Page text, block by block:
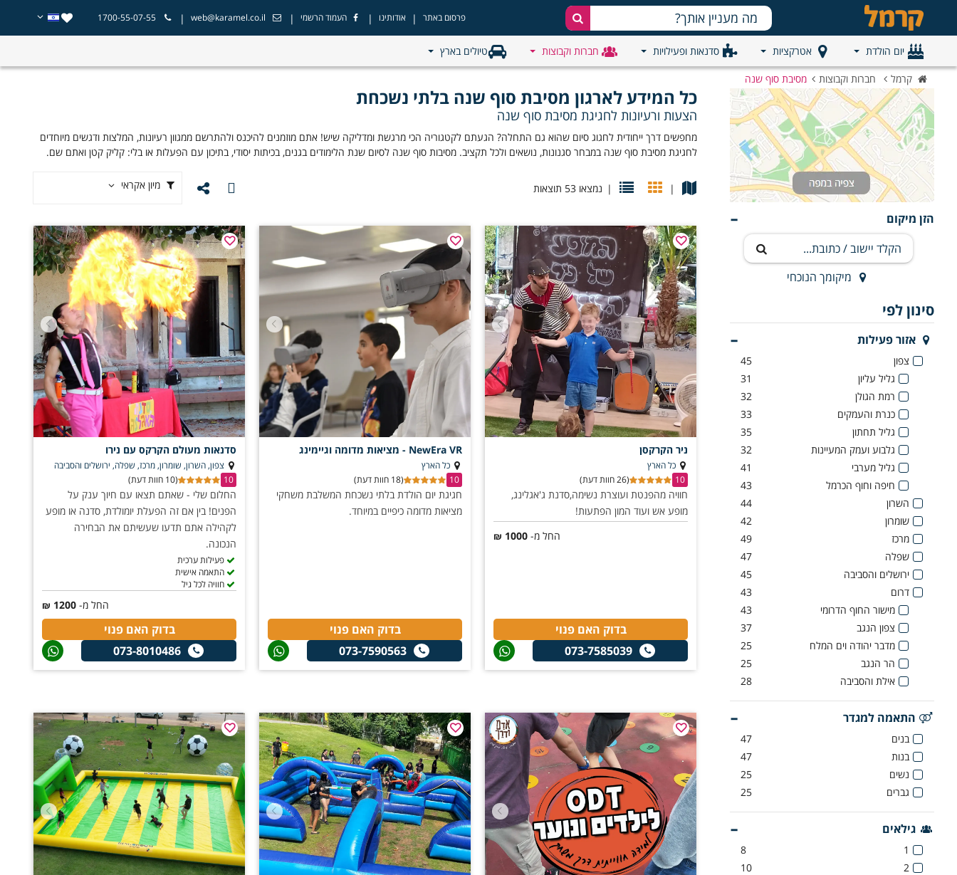
פרסום באתר | אודותינו | העמוד הרשמי |
web@karamel.co.il
|
1700-55-07-55
יום הולדת אטרקציות סדנאות ופעילויות חברות וקבוצות טיולים בארץ
קרמל חברות וקבוצות מסיבת סוף שנה
כל המידע לארגון מסיבת סוף שנה בלתי נשכחת
הצעות ורעיונות לחגיגת מסיבת סוף שנה
מחפשים דרך ייחודית לחגוג סיום שהוא גם התחלה? הגעתם לקטגוריה הכי מרגשת ומדליקה שיש! אתם מוזמנים להיכנס ולהתרשם ממגוון רעיונות, המלצות ודגשים מיוחדים
לחגיגת מסיבת סוף שנה במבחר סגנונות, נושאים ולכל תקציב. מסיבות סוף שנה לסיום שנת הלימודים בגנים, בכיתות יסודי, בתיכון עם הפעלות או בלי: קליק קטן ואתם שם.
|
| נמצאו 53 תוצאות מיון אקראי
ניר הקרקסן
כל הארץ
10
(26 חוות דעת)
חוויה מהפנטת ועוצרת נשימה,סדנת ג'אגלינג,
מופע אש ועוד המון הפתעות!
החל מ- 1000
₪
בדוק האם פנוי
073-7585039
NewEra VR - מציאות מדומה וגיימינג
כל הארץ
10
(18 חוות דעת)
חגיגת יום הולדת בלתי נשכחת המשלבת משחקי
מציאות מדומה כיפיים במיוחד.
בדוק האם פנוי
073-7590563
סדנאות מעולם הקרקס עם נירו
צפון, השרון, שומרון, מרכז, שפלה, ירושלים והסביבה
10
(10 חוות דעת)
החלום שלי - שאתם תצאו עם חיוך ענק על
הפנים! בין אם זה הפעלת יומולדת, סדנה או מופע
לקהילה אתם תדעו שעשיתם את הבחירה
הנכונה.
פעילות ערכית
התאמה אישית
חוויה לכל גיל
החל מ- 1200
₪
בדוק האם פנוי
073-8010486
הזן מיקום
מיקומך הנוכחי
סינון לפי
אזור פעילות
צפון
45
גליל עליון
31
רמת הגולן
32
כנרת והעמקים
33
גליל תחתון
35
גלבוע ועמק המעיינות
32
גליל מערבי
41
חיפה וחוף הכרמל
43
השרון
44
שומרון
42
מרכז
49
שפלה
47
ירושלים והסביבה
45
דרום
43
מישור החוף הדרומי
43
צפון הנגב
37
מדבר יהודה וים המלח
25
הר הנגב
25
אילת והסביבה
28
התאמה למגדר
בנים
47
בנות
47
נשים
25
גברים
25
גילאים
1
8
2
10